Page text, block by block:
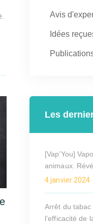
Avis
Idées
Les
[Vap’You]
animaux.
4 janvier 2024
Arrêt du
l’efficacité de